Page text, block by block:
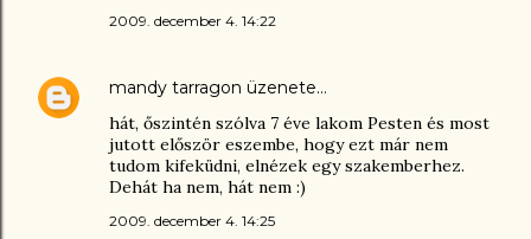
2009. december 4. 14:22
mandy tarragon üzenete…
hát, őszintén szólva 7 éve lakom Pesten és most
jutott először eszembe, hogy ezt már nem
tudom kifeküdni, elnézek egy szakemberhez.
Dehát ha nem, hát nem :)
2009. december 4. 14:25